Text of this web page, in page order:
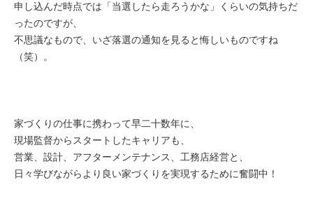
申し込んだ時点では「当選したら走ろうかな」くらいの気持ちだ
ったのですが、
不思議なもので、いざ落選の通知を見ると悔しいものですね
（笑）。
家づくりの仕事に携わって早二十数年に、
現場監督からスタートしたキャリアも、
営業、設計、アフターメンテナンス、工務店経営と、
日々学びながらより良い家づくりを実現するために奮闘中！